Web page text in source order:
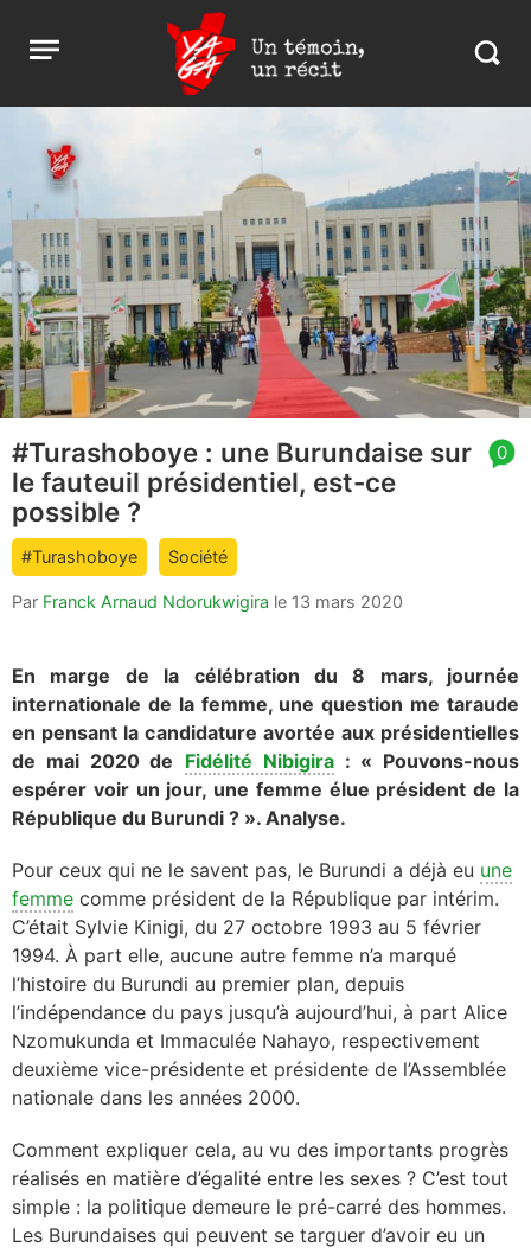
Open
menu
Yaga
Burundi
Search
article
comment
count
is:
0
#Turashoboye : une Burundaise sur
le fauteuil présidentiel, est-ce
possible ?
#Turashoboye Société
Par Franck Arnaud Ndorukwigira le 13 mars 2020
En marge de la célébration du 8 mars, journée
internationale de la femme, une question me taraude
en pensant la candidature avortée aux présidentielles
de mai 2020 de Fidélité Nibigira: « Pouvons-nous
espérer voir un jour, une femme élue président de la
République du Burundi ? ». Analyse.
Pour ceux qui ne le savent pas, le Burundi a déjà eu une
femme comme président de la République par intérim.
C’était Sylvie Kinigi, du 27 octobre 1993 au 5 février
1994. À part elle, aucune autre femme n’a marqué
l’histoire du Burundi au premier plan, depuis
l’indépendance du pays jusqu’à aujourd’hui, à part Alice
Nzomukunda et Immaculée Nahayo, respectivement
deuxième vice-présidente et présidente de l’Assemblée
nationale dans les années 2000.
Comment expliquer cela, au vu des importants progrès
réalisés en matière d’égalité entre les sexes ? C’est tout
simple : la politique demeure le pré-carré des hommes.
Les Burundaises qui peuvent se targuer d’avoir eu un